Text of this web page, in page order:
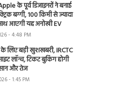
के पूर्व डिजाइनरों ने बनाई
बग्गी, 100 किमी से ज्यादा
आएगी यह अनोखी EV
- 4:48 PM
के लिए बड़ी खुशखबरी, IRCTC
लॉन्च, टिकट बुकिंग होगी
और तेज
- 1:45 PM